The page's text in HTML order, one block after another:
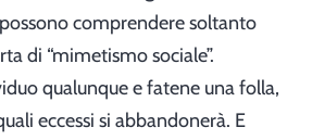
comprendere soltanto
di “mimetismo sociale”.
qualunque e fatene una folla,
eccessi si abbandonerà. E